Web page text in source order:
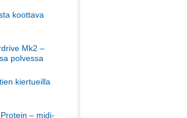
koottava
Mk2 –
polvessa
kiertueilla
– midi-